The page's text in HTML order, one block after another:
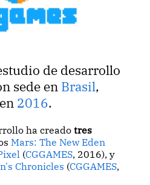
de desarrollo
sede en Brasil,
2016.
ha creadotres
Mars: The New Eden
(CGGAMES, 2016), y
Chronicles (CGGAMES,